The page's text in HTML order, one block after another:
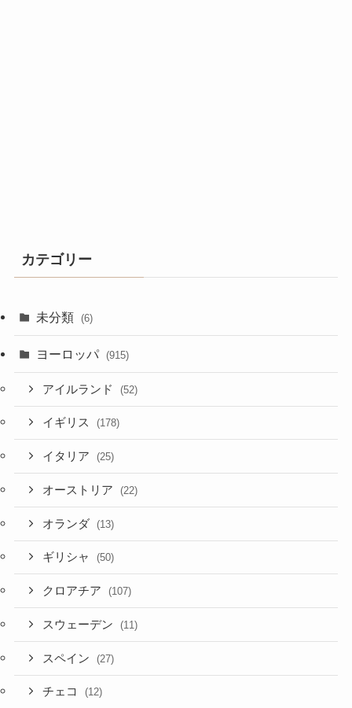
カテゴリー
未分類 (6)
ヨーロッパ (915)
アイルランド (52)
イギリス (178)
イタリア (25)
オーストリア (22)
オランダ (13)
ギリシャ (50)
クロアチア (107)
スウェーデン (11)
スペイン (27)
チェコ (12)